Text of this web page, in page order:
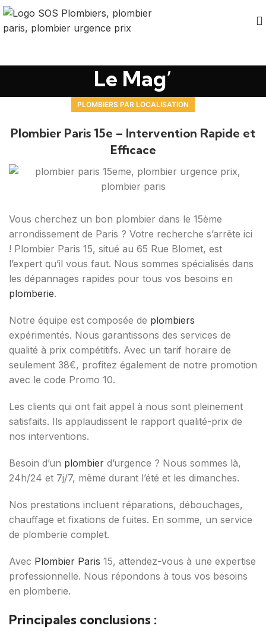
Le Mag’
PLOMBIERS PAR LOCALISATION
Plombier Paris 15e – Intervention Rapide et
Efficace
Vous cherchez un bon plombier dans le 15ème
arrondissement de Paris ? Votre recherche s’arrête ici
! Plombier Paris 15, situé au 65 Rue Blomet, est
l’expert qu’il vous faut. Nous sommes spécialisés dans
les dépannages rapides pour tous vos besoins en
plomberie.
Notre équipe est composée de plombiers
expérimentés. Nous garantissons des services de
qualité à prix compétitifs. Avec un tarif horaire de
seulement 38€, profitez également de notre promotion
avec le code Promo 10.
Les clients qui ont fait appel à nous sont pleinement
satisfaits. Ils applaudissent le rapport qualité-prix de
nos interventions.
Besoin d’un plombier d’urgence ? Nous sommes là,
24h/24 et 7j/7, même durant l’été et les dimanches.
Nos prestations incluent réparations, débouchages,
chauffage et fixations de fuites. En somme, un service
de plomberie complet.
Avec Plombier Paris 15, attendez-vous à une expertise
professionnelle. Nous répondons à tous vos besoins
en plomberie.
Principales conclusions :